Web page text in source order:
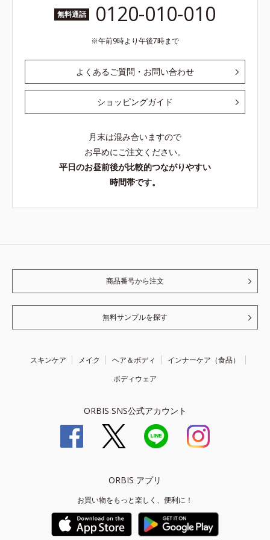
無料通話 0120-010-010
午前9時より午後7時まで
よくあるご質問・お問い合わせ
ショッピングガイド
月末は混み合いますので
お早めにご注文ください。
平日のお昼前後が比較的つながりやすい
時間帯です。
商品番号から注文
無料サンプルを探す
スキンケア メイク ヘア＆ボディ
インナーケア（食品）
ボディウェア
ORBIS SNS公式アカウント
ORBIS アプリ
お買い物をもっと楽しく、便利に！